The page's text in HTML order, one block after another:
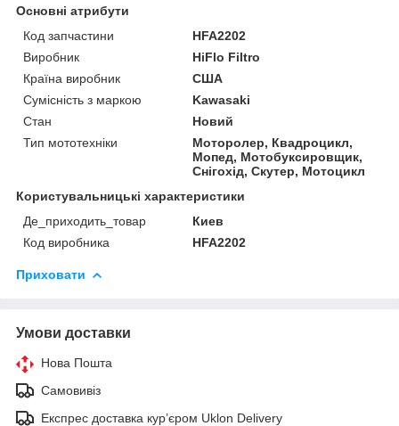
Основні атрибути
Код запчастини
HFA2202
Виробник
HiFlo Filtro
Країна виробник
США
Сумісність з маркою
Kawasaki
Стан
Новий
Тип мототехніки
Моторолер, Квадроцикл,
Мопед, Мотобуксировщик,
Снігохід, Скутер, Мотоцикл
Користувальницькі характеристики
Де_приходить_товар
Киев
Код виробника
HFA2202
Приховати
Умови доставки
Нова Пошта
Самовивіз
Експрес доставка кур’єром Uklon Delivery